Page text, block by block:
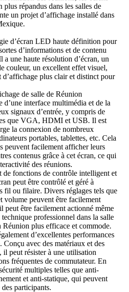
plus répandus dans les salles de
un projet d’affichage installé dans
.
d’écran LED haute définition pour
d’informations et de contenu
a une haute résolution d’écran, un
couleur, un excellent effet visuel,
plus clair et distinct pour
d’une interface multimédia et de la
signaux d’entrée, y compris de
que VGA, HDMI et USB. Il est
la connexion de nombreux
portables, tablettes, etc. Cela
peuvent facilement afficher leurs
contenus grâce à cet écran, ce qui
des réunions.
de fonctions de contrôle intelligent et
peut être contrôlé et géré à
fil ou filaire. Divers réglages tels que
volume peuvent être facilement
peut être facilement actionné même
technique professionnel dans la salle
plus efficace et commode.
d’excellentes performances
Conçu avec des matériaux et des
il peut résister à une utilisation
fréquentes de commutateur. En
multiples telles que anti-
et anti-statique, qui peuvent
participants.